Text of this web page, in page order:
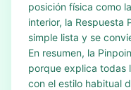
posición física como
interior, la Respuesta
simple lista y se
En resumen, la
porque explica todas
con el estilo habitual